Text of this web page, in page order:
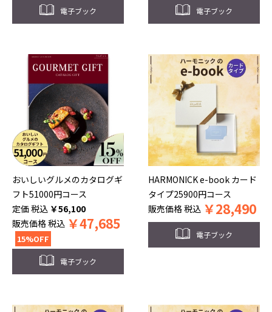
電子ブック 電子ブック
おいしいグルメのカタログギ
フト51000円コース
税込 ￥56,100
販売価格税込 ￥47,685
15%OFF
電子ブック
HARMONICK e-book カード
タイプ25900円コース
販売価格税込 ￥28,490
電子ブック